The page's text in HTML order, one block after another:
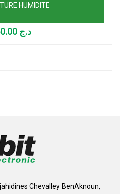
HUMIDITE
د.ج 1,450.00
Chevalley BenAknoun,